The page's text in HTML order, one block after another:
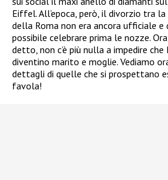
Eiffel. All’epoca, però, il divorzio tra la
della Roma non era ancora ufficiale e
possibile celebrare prima le nozze.
detto, non c’è più nulla a impedire
diventino marito e moglie. Vediamo
dettagli di quelle che si prospettano
favola!